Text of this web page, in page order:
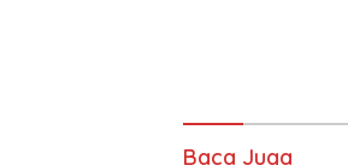
Baca Juga